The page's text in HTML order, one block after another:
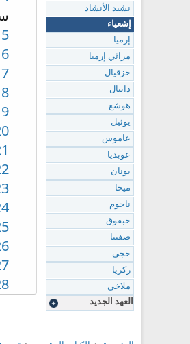
نشيد الأنشاد
إشعياء
إرميا
مراثي إرميا
حزقيال
دانيال
هوشع
يوئيل
عاموس
عوبديا
يونان
ميخا
ناحوم
حبقوق
صفنيا
حجي
زكريا
ملاخي
العهد الجديد